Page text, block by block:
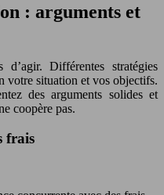
: arguments et
Différentes stratégies
votre situation et vos objectifs.
des arguments solides et
coopère pas.
frais